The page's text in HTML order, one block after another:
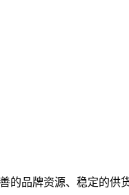
的品牌资源、稳定的供